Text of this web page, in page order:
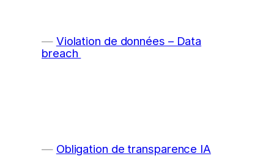
Violation de données – Data
breach
Obligation de transparence IA